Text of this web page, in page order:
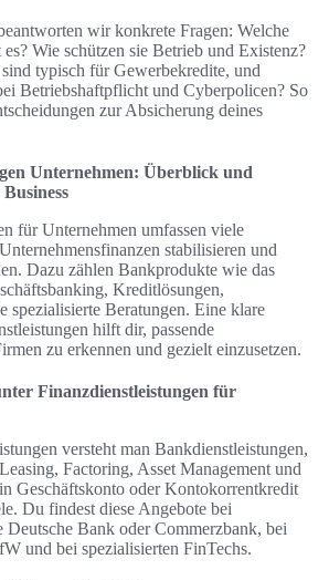
wir konkrete Fragen: Welche
Wie schützen sie Betrieb und Existenz?
typisch für Gewerbekredite, und
Betriebshaftpflicht und Cyberpolicen? So
zur Absicherung deines
Unternehmen: Überblick und
für Unternehmen umfassen viele
stabilisieren und
Dazu zählen Bankprodukte wie das
Kreditlösungen,
spezialisierte Beratungen. Eine klare
hilft dir, passende
zu erkennen und gezielt einzusetzen.
Finanzdienstleistungen für
versteht man Bankdienstleistungen,
Factoring, Asset Management und
Geschäftskonto oder Kontokorrentkredit
Du findest diese Angebote bei
Deutsche Bank oder Commerzbank, bei
und bei spezialisierten FinTechs.